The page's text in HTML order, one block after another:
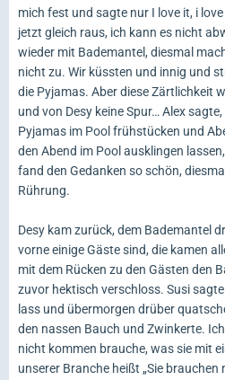
mich fest und sagte nur I love it, i
jetzt gleich raus, ich kann es nicht
wieder mit Bademantel, diesmal
nicht zu. Wir küssten und innig und
die Pyjamas. Aber diese Zärtlichkeit
und von Desy keine Spur… Alex
Pyjamas im Pool frühstücken und
den Abend im Pool ausklingen
fand den Gedanken so schön,
Rührung.
Desy kam zurück, dem Bademantel
vorne einige Gäste sind, die kamen
mit dem Rücken zu den Gästen den
zuvor hektisch verschloss. Susi
lass und übermorgen drüber
den nassen Bauch und Zwinkerte.
nicht kommen brauche, was sie mit
unserer Branche heißt „Sie brauchen